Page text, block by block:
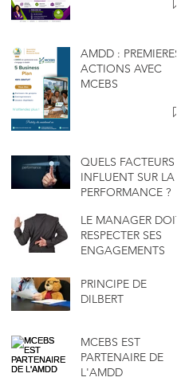
AMDD : PREMIERES
ACTIONS AVEC
MCEBS
QUELS FACTEURS
INFLUENT SUR LA
PERFORMANCE ?
LE MANAGER DOIT
RESPECTER SES
ENGAGEMENTS
PRINCIPE DE
DILBERT
MCEBS EST
PARTENAIRE DE
L'AMDD